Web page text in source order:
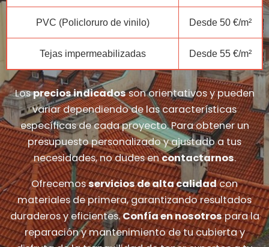
PVC (Policloruro de vinilo) Desde 50 €/m²
Tejas impermeabilizadas Desde 55 €/m²
Losprecios indicadosson orientativos y pueden
variar dependiendo de las características
específicas de cada proyecto. Para obtener un
presupuesto personalizado y ajustado a tus
necesidades, no dudes encontactarnos.
Ofrecemosservicios de alta calidadcon
materiales de primera, garantizando resultados
duraderos y eficientes.Confía en nosotrospara la
reparación y mantenimiento de tu cubierta y